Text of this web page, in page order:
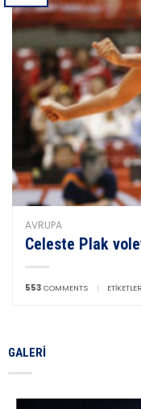
AVRUPA
Celeste Plak
553 COMMENTS |
GALERI